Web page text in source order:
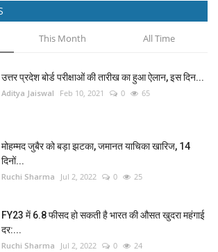
This Month All Time
उत्तर प्रदेश बोर्ड परीक्षाओं की तारीख का हुआ ऐलान, इस दिन...
Aditya Jaiswal Feb 10, 2021 0 65
मोहम्मद जुबैर को बड़ा झटका, जमानत याचिका खारिज, 14
दिनों...
Ruchi Sharma Jul 2, 2022 0 25
FY23 में 6.8 फीसद हो सकती है भारत की औसत खुदरा महंगाई
दर:...
Ruchi Sharma Jul 2, 2022 0 24